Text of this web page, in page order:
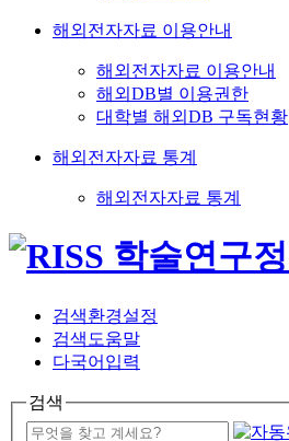
해외전자자료 이용안내
해외전자자료 이용안내
해외DB별 이용권한
대학별 해외DB 구독현황
해외전자자료 통계
해외전자자료 통계
검색환경설정
검색도움말
다국어입력
검색